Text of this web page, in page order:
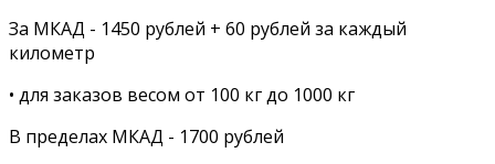
За МКАД - 1450 рублей + 60 рублей за каждый
километр
• для заказов весом от 100 кг до 1000 кг
В пределах МКАД - 1700 рублей